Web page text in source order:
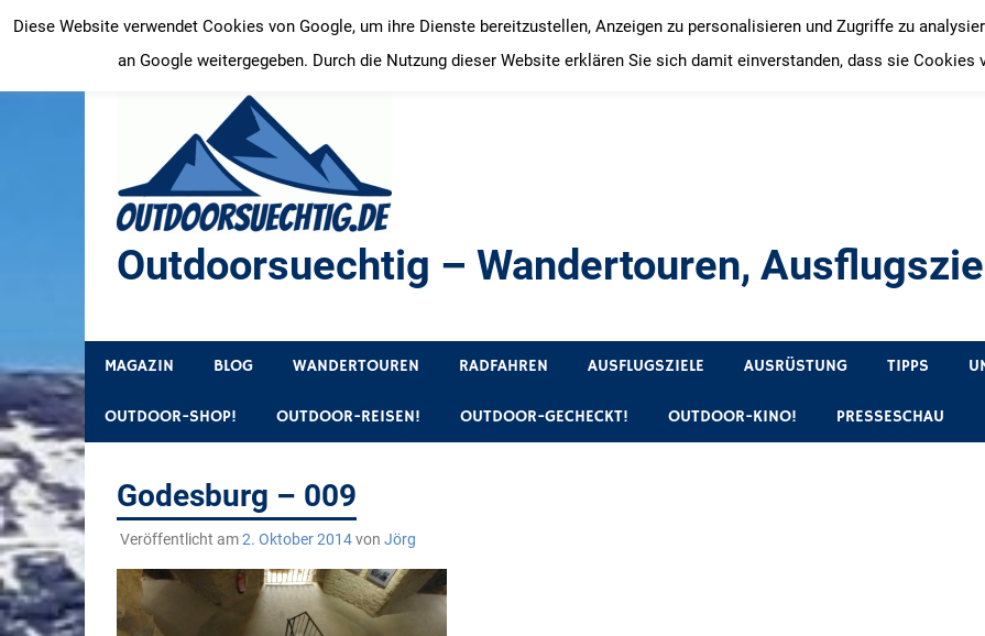
Inhalt
springen
Outdoorsuechtig – Wandertouren,
MAGAZIN BLOG WANDERTOUREN RADFAHREN AUSFLUGSZIELE AUSRÜSTUNG TIPPS
OUTDOOR-SHOP! OUTDOOR-REISEN! OUTDOOR-GECHECKT! OUTDOOR-KINO! PRESSESCHAU
Godesburg – 009
Veröffentlicht am2. Oktober 2014von Jörg
Diese Website verwendet Cookies von Google, um ihre Dienste bereitzustellen, Anzeigen zu personalisieren und Zugriffe zu
an Google weitergegeben. Durch die Nutzung dieser Website erklären Sie sich damit einverstanden, dass sie Cookies